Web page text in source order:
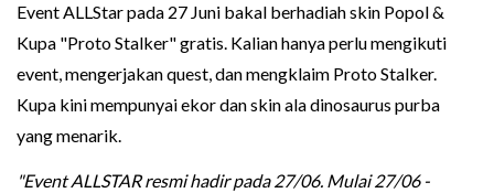
Event ALLStar pada 27 Juni bakal berhadiah skin Popol &
Kupa "Proto Stalker" gratis. Kalian hanya perlu mengikuti
event, mengerjakan quest, dan mengklaim Proto Stalker.
Kupa kini mempunyai ekor dan skin ala dinosaurus purba
yang menarik.
"Event ALLSTAR resmi hadir pada 27/06. Mulai 27/06 -